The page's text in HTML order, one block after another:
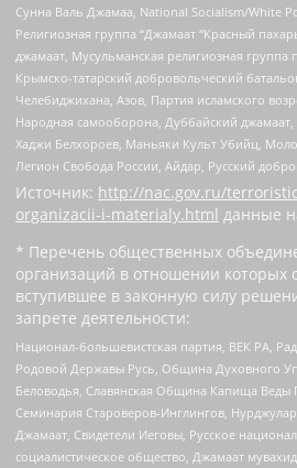
Сунна Валь Джамаа, National Socialism/White
Религиозная группа “Джамаат “Красный
джамаат, Мусульманская религиозная группа
Крымско-татарский добровольческий
Челебиджихана, Азов, Партия исламского
Народная самооборона, Дуббайский джамаат,
Хаджи Белхороев, Маньяки Культ Убийц,
Легион Свобода России, Айдар, Русский
Источник: http://nac.gov.ru/
organizacii-i-materialy.html данные
* Перечень общественных
организаций в отношении которых
вступившее в законную силу
запрете деятельности:
Национал-большевистская партия, ВЕК РА,
Родовой Державы Русь, Община Духовного
Беловодья, Славянская Община Капища Веды
Семинария Староверов-Инглингов,
Джамаат, Свидетели Иеговы, Русское
социалистическое общество, Джамаат